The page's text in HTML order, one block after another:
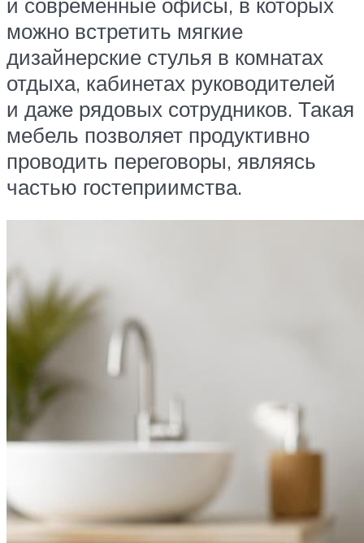
можно встретить мягкие
дизайнерские стулья в комнатах
отдыха, кабинетах руководителей
и даже рядовых сотрудников. Такая
мебель позволяет продуктивно
проводить переговоры, являясь
частью гостеприимства.